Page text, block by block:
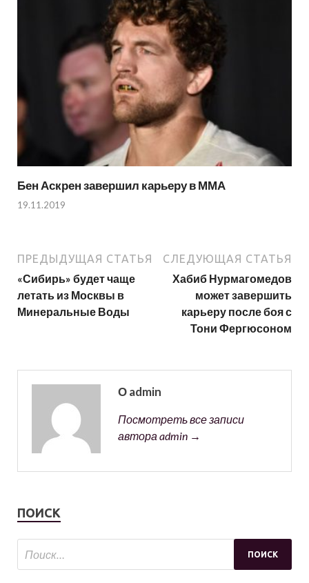
Бен Аскрен завершил карьеру в ММА
19.11.2019
ПРЕДЫДУЩАЯ СТАТЬЯ
«Сибирь» будет чаще
летать из Москвы в
Минеральные Воды
СЛЕДУЮЩАЯ СТАТЬЯ
Хабиб Нурмагомедов
может завершить
карьеру после боя с
Тони Фергюсоном
О admin
Посмотреть все записи
автора admin →
ПОИСК